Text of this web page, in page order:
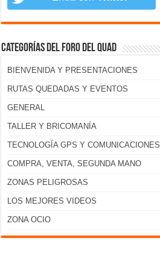
Categorías del foro del Quad
BIENVENIDA Y PRESENTACIONES
RUTAS QUEDADAS Y EVENTOS
GENERAL
TALLER Y BRICOMANÍA
TECNOLOGÍA GPS Y COMUNICACIONES
COMPRA, VENTA, SEGUNDA MANO
ZONAS PELIGROSAS
LOS MEJORES VIDEOS
ZONA OCIO